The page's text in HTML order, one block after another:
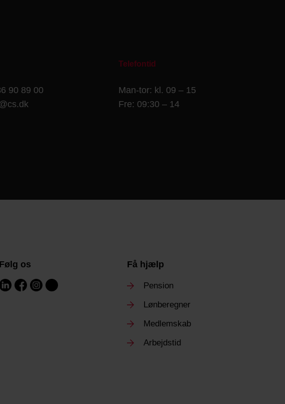
90 89 00
Telefontid
Man-tor: kl. 09 – 15
Fre: 09:30 – 14
Følg os Få hjælp
Pension
Lønberegner
Medlemskab
Arbejdstid